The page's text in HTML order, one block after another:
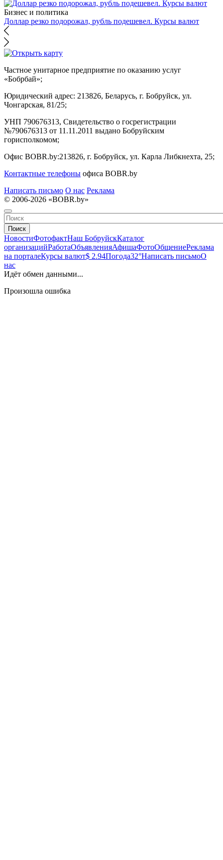
Бизнес и политика
Доллар резко подорожал, рубль подешевел. Курсы валют
Частное унитарное предприятие по оказанию услуг
«Бобрбай»;
Юридический адрес: 213826, Беларусь, г. Бобруйск, ул.
Чонгарская, 81/25;
УНП 790676313, Свидетельство о госрегистрации
№790676313 от 11.11.2011 выдано Бобруйским
горисполкомом;
Офис BOBR.by:213826, г. Бобруйск, ул. Карла Либкнехта, 25;
Контактные телефоны офиса BOBR.by
Написать письмо О нас Реклама
© 2006-2026 «BOBR.by»
Поиск
НовостиФотофактНаш БобруйскКаталог
организацийРаботаОбъявленияАфишаФотоОбщениеРеклама
на порталеКурсы валют$ 2.94Погода32°Написать письмоО
нас
Идёт обмен данными...
Произошла ошибка